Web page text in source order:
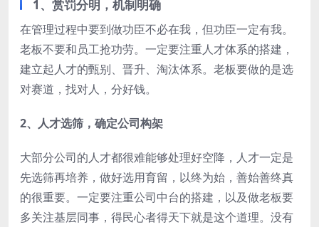
1、赏罚分明，机制明确
在管理过程中要到做功臣不必在我，但功臣一定有我。
老板不要和员工抢功劳。一定要注重人才体系的搭建，
建立起人才的甄别、晋升、淘汰体系。老板要做的是选
对赛道，找对人，分好钱。
2、人才选筛，确定公司构架
大部分公司的人才都很难能够处理好空降，人才一定是
先选筛再培养，做好选用育留，以终为始，善始善终真
的很重要。一定要注重公司中台的搭建，以及做老板要
多关注基层同事，得民心者得天下就是这个道理。没有